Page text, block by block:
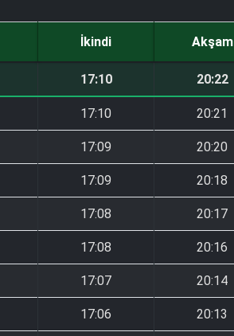
İkindi Akşam
17:10 20:22
17:10 20:21
17:09 20:20
17:09 20:18
17:08 20:17
17:08 20:16
17:07 20:14
17:06 20:13